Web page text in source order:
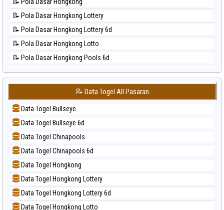
📊 Statistik North Carolina Day
📊 Statistik Pcso
📊 Statistik Pennsylvania Day
📊 Statistik Sao Paulo
📊 Statistik Singapore
📊 Statistik Sydney
📊 Statistik Sydney Lottery
📊 Statistik Sydney Lottery 6d
📊 Statistik Sydney Lotto
📊 Statistik Sydney Pools 6d
📊 Statistik Taipei
📊 Statistik Taiwan
📝 Pola Dasar Hongkong Lottery
📝 Pola Dasar Hongkong Lottery 6d
📝 Pola Dasar Hongkong Lotto
📝 Pola Dasar Hongkong Pools 6d
📝 Pola Dasar Japan
📝 Pola Dasar Japan 6d
📝 Pola Dasar Korea
📝 Pola Dasar Kuda Lari
📝 Pola Dasar Magnum Cambodia
📝 Pola Dasar Nagoya
📝 Pola Dasar North Carolina Day
📝 Pola Dasar Pcso
📝 Pola Dasar Sao Paulo
📝 Pola Dasar Singapore
📝 Data Togel All Pasaran
Data Togel Bullseye
Data Togel Bullseye 6d
Data Togel Chinapools
Data Togel Chinapools 6d
Data Togel Hongkong
Data Togel Hongkong Lottery
Data Togel Hongkong Lottery 6d
Data Togel Hongkong Lotto